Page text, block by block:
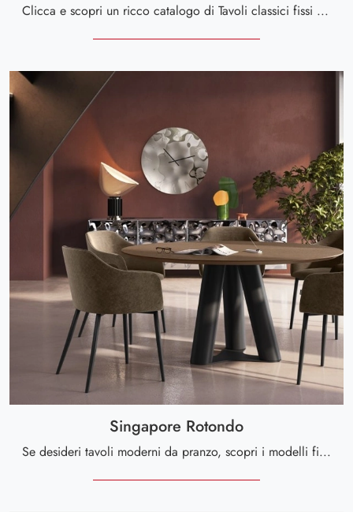
Clicca e scopri un ricco catalogo di Tavoli classici fissi da pranzo! Il modello Romantica rettangolare di Arredoclassic ti sta aspettando.
Singapore Rotondo
Se desideri tavoli moderni da pranzo, scopri i modelli fissi di Scavolini: clicca e scopri il modello Singapore Rotondo in legno.